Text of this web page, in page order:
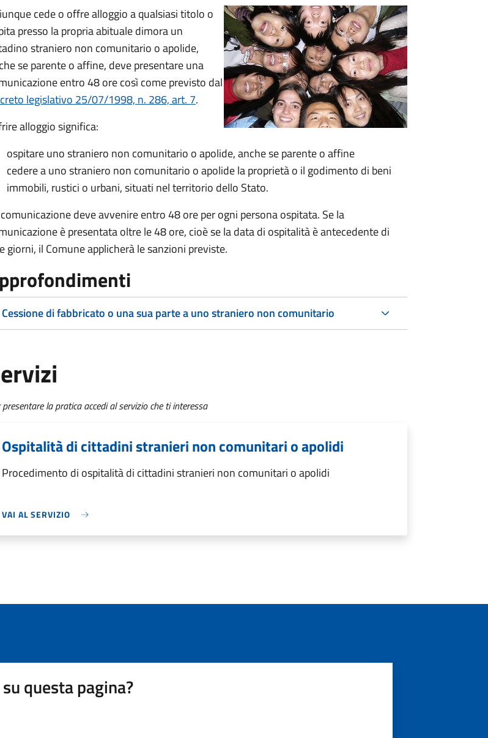
cede o offre alloggio a qualsiasi titolo o
presso la propria abituale dimora un
straniero non comunitario o apolide,
se parente o affine, deve presentare una
entro 48 ore così come previsto dal
legislativo 25/07/1998, n. 286, art. 7.
alloggio significa:
ospitare uno straniero non comunitario o apolide, anche se parente o affine
cedere a uno straniero non comunitario o apolide la proprietà o il godimento di beni
immobili, rustici o urbani, situati nel territorio dello Stato.
deve avvenire entro 48 oreper ogni persona ospitata. Se la
è presentata oltre le 48 ore, cioè se la data di ospitalità è antecedente di
giorni, il Comune applicherà le sanzioni previste.
Cessione di fabbricato o una sua parte a uno straniero non comunitario
presentare la pratica accedi al servizio che ti interessa
Ospitalità di cittadini stranieri non comunitari o apolidi
Procedimento di ospitalità di cittadini stranieri non comunitari o apolidi
VAI AL SERVIZIO
questa pagina?